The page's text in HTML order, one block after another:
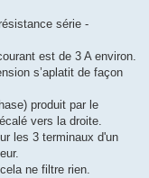
série -
est de 3 A environ.
s’aplatit de façon
produit par le
vers la droite.
les 3 terminaux d'un
ne filtre rien.